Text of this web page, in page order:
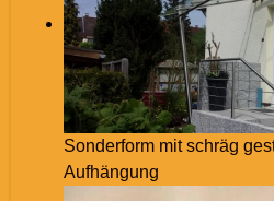
Sonderform mit schräg
Aufhängung